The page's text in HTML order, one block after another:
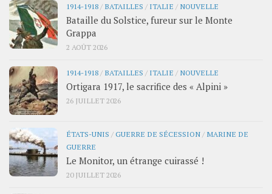
1914-1918 / BATAILLES / ITALIE / NOUVELLE
Bataille du Solstice, fureur sur le Monte
Grappa
2 AOÛT 2026
1914-1918 / BATAILLES / ITALIE / NOUVELLE
Ortigara 1917, le sacrifice des « Alpini »
26 JUILLET 2026
ÉTATS-UNIS /GUERRE DE SÉCESSION / MARINE DE
GUERRE
Le Monitor, un étrange cuirassé !
20 JUILLET 2026